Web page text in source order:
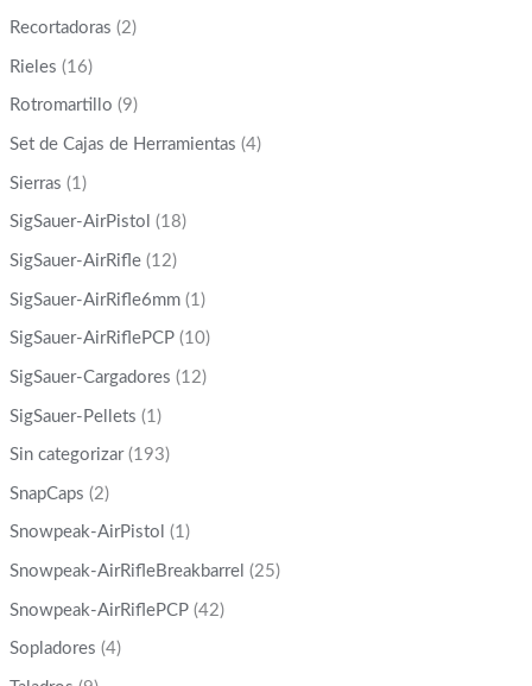
Recortadoras (2)
Rieles (16)
Rotromartillo (9)
Set de Cajas de Herramientas (4)
Sierras (1)
SigSauer-AirPistol (18)
SigSauer-AirRifle (12)
SigSauer-AirRifle6mm (1)
SigSauer-AirRiflePCP (10)
SigSauer-Cargadores (12)
SigSauer-Pellets (1)
Sin categorizar (193)
SnapCaps (2)
Snowpeak-AirPistol (1)
Snowpeak-AirRifleBreakbarrel (25)
Snowpeak-AirRiflePCP (42)
Sopladores (4)